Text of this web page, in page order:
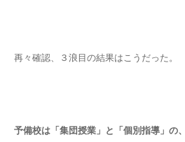
再々確認、３浪目の結果はこうだった。
予備校は「集団授業」と「個別指導」の、